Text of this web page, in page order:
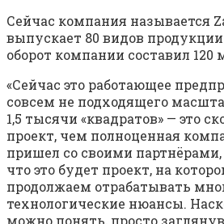
Сейчас компания называется
выпускает 80 видов продукции.
оборот компании составил 120
«Сейчас это работающее
совсем не подходящего
1,5 тысячи «квадратов» — это
проект, чем полноценная
пришел со своими
что это будет проект, на
продолжаем отрабатывать
технологические нюансы.
можно понять, просто